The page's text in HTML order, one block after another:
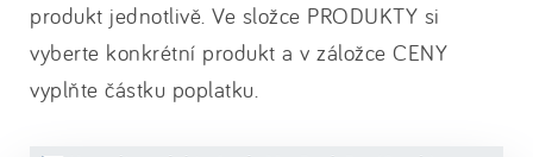
produkt jednotlivě. Ve složce PRODUKTY si
vyberte konkrétní produkt a v záložce CENY
vyplňte částku poplatku.